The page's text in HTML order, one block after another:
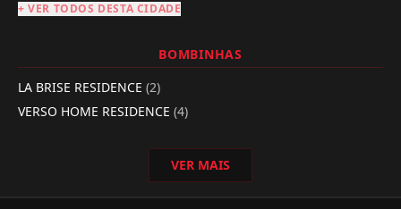
+ VER TODOS DESTA CIDADE
BOMBINHAS
LA BRISE RESIDENCE (2)
VERSO HOME RESIDENCE (4)
VER MAIS